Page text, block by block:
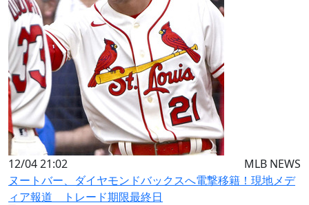
12/04 21:02
MLB NEWS
ヌートバー、ダイヤモンドバックスへ電撃移籍！現地メデ
ィア報道 トレード期限最終日